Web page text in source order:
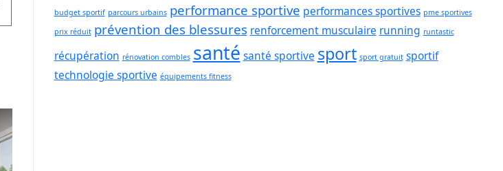
budget sportif parcours urbains performance sportive performances sportives pme sportives
prix réduit prévention des blessures renforcement musculaire running runtastic
récupération rénovation combles santé santé sportive sport sport gratuit sportif
technologie sportive équipements fitness